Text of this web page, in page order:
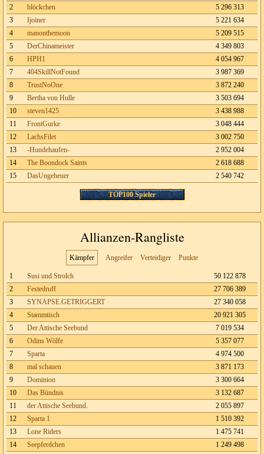
2
blöckchen
5 296 313
3
Ijoiner
5 221 634
4
manonthemoon
5 209 515
5
DerChinameister
4 349 803
6
HPH1
4 054 967
7
404SkillNotFound
3 987 369
8
TrustNoOne
3 872 240
9
Bertha von Hulle
3 503 694
10
steven1425
3 438 988
11
FrontGurke
3 048 444
12
LachsFilet
3 002 750
13
-Hundehaufen-
2 952 004
14
The Boondock Saints
2 618 688
15
DasUngeheuer 2 540 742
TOP100 Spieler
Allianzen-Rangliste
Kämpfer Angreifer Verteidiger Punkte
1 Susi und Strolch
50 122 878
2
Festedruff
27 706 389
3
SYNAPSE.GETRIGGERT
27 340 058
4
Stammtisch
20 921 305
5
Der Attische Seebund
7 019 534
6
Odins Wölfe
5 357 077
7
Sparta
4 974 500
8
mal schauen
3 871 173
9
Dominion
3 300 664
10
Das Bündnis
3 132 687
11
der Attische Seebund.
2 055 897
12
Sparta 1
1 510 392
13
Lone Riders
1 475 741
14
Seepferdchen
1 249 498